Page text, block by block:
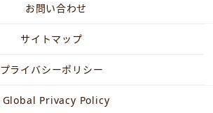
お問い合わせ
サイトマップ
プライバシーポリシー
Global Privacy Policy